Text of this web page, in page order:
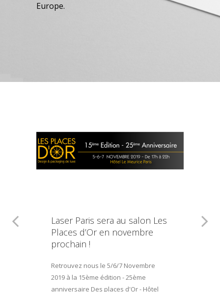
Europe.
Laser Paris sera au salon Les
Places d’Or en novembre
prochain !
Retrouvez nous le 5/6/7 Novembre
2019 à la 15ème édition - 25ème
anniversaire Des places d'Or - Hôtel